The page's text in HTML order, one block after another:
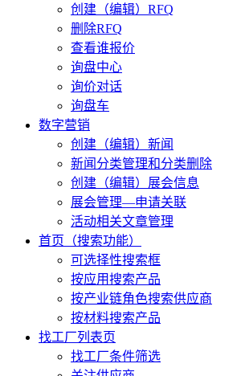
创建（编辑）RFQ
删除RFQ
查看谁报价
询盘中心
询价对话
询盘车
数字营销
创建（编辑）新闻
新闻分类管理和分类删除
创建（编辑）展会信息
展会管理—申请关联
活动相关文章管理
首页（搜索功能）
可选择性搜索框
按应用搜索产品
按产业链角色搜索供应商
按材料搜索产品
找工厂列表页
找工厂条件筛选